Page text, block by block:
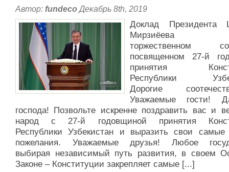
Автор: fundeco Декабрь 8th, 2019
Доклад Президента
торжественном
посвященном 27-й
принятия
Республики
Дорогие
Уважаемые гости!
господа! Позвольте искренне поздравить вас и
народ с 27-й годовщиной принятия
Республики Узбекистан и выразить свои
пожелания. Уважаемые друзья! Любое
выбирая независимый путь развития, в своем
Законе – Конституции закрепляет самые [...]